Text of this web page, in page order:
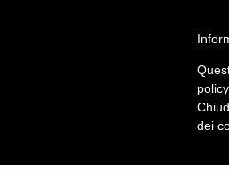
Il mistero dei massi avelli
dei